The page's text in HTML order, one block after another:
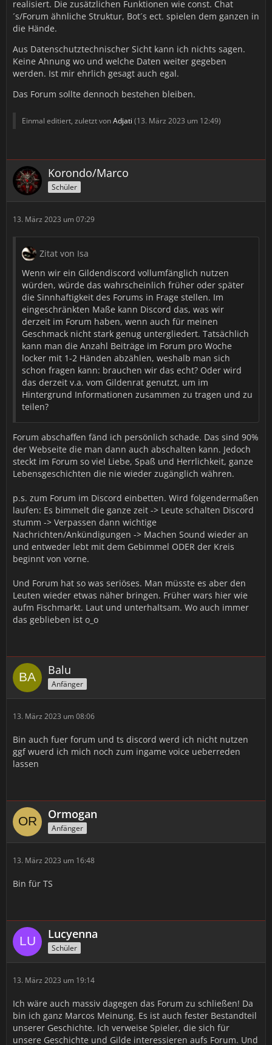
realisiert. Die zusätzlichen Funktionen wie const. Chat
´s/Forum ähnliche Struktur, Bot´s ect. spielen dem ganzen in
die Hände.
Aus Datenschutztechnischer Sicht kann ich nichts sagen.
Keine Ahnung wo und welche Daten weiter gegeben
werden. Ist mir ehrlich gesagt auch egal.
Das Forum sollte dennoch bestehen bleiben.
Einmal editiert, zuletzt vonAdjati (13. März 2023 um 12:49)
Korondo/Marco
Schüler
13. März 2023 um 07:29
Zitat von Isa
Wenn wir ein Gildendiscord vollumfänglich nutzen
würden, würde das wahrscheinlich früher oder später
die Sinnhaftigkeit des Forums in Frage stellen. Im
eingeschränkten Maße kann Discord das, was wir
derzeit im Forum haben, wenn auch für meinen
Geschmack nicht stark genug untergliedert. Tatsächlich
kann man die Anzahl Beiträge im Forum pro Woche
locker mit 1-2 Händen abzählen, weshalb man sich
schon fragen kann: brauchen wir das echt? Oder wird
das derzeit v.a. vom Gildenrat genutzt, um im
Hintergrund Informationen zusammen zu tragen und zu
teilen?
Forum abschaffen fänd ich persönlich schade. Das sind 90%
der Webseite die man dann auch abschalten kann. Jedoch
steckt im Forum so viel Liebe, Spaß und Herrlichkeit, ganze
Lebensgeschichten die nie wieder zugänglich währen.
p.s. zum Forum im Discord einbetten. Wird folgendermaßen
laufen: Es bimmelt die ganze zeit -> Leute schalten Discord
stumm -> Verpassen dann wichtige
Nachrichten/Ankündigungen -> Machen Sound wieder an
und entweder lebt mit dem Gebimmel ODER der Kreis
beginnt von vorne.
Und Forum hat so was seriöses. Man müsste es aber den
Leuten wieder etwas näher bringen. Früher wars hier wie
aufm Fischmarkt. Laut und unterhaltsam. Wo auch immer
das geblieben ist o_o
Balu
Anfänger
13. März 2023 um 08:06
Bin auch fuer forum und ts discord werd ich nicht nutzen
ggf wuerd ich mich noch zum ingame voice ueberreden
lassen
Ormogan
Anfänger
13. März 2023 um 16:48
Bin für TS
Lucyenna
Schüler
13. März 2023 um 19:14
Ich wäre auch massiv dagegen das Forum zu schließen! Da
bin ich ganz Marcos Meinung. Es ist auch fester Bestandteil
unserer Geschichte. Ich verweise Spieler, die sich für
unsere Geschichte und Gilde interessieren aufs Forum. Und